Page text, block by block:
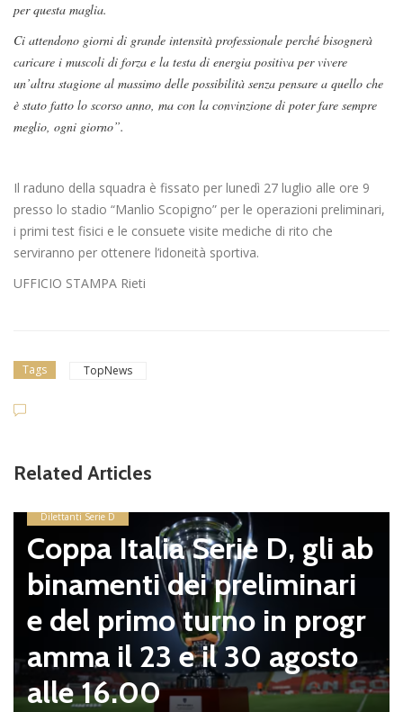
per questa maglia.
Ci attendono giorni di grande intensità professionale perché bisognerà
caricare i muscoli di forza e la testa di energia positiva per vivere
un’altra stagione al massimo delle possibilità senza pensare a quello che
è stato fatto lo scorso anno, ma con la convinzione di poter fare sempre
meglio, ogni giorno”.
Il raduno della squadra è fissato per lunedì 27 luglio alle ore 9
presso lo stadio “Manlio Scopigno” per le operazioni preliminari,
i primi test fisici e le consuete visite mediche di rito che
serviranno per ottenere l’idoneità sportiva.
UFFICIO STAMPA Rieti
Tags TopNews
Related Articles
Dilettanti Serie D
Coppa Italia Serie D, gli ab
binamenti dei preliminari
e del primo turno in progr
amma il 23 e il 30 agosto
alle 16.00